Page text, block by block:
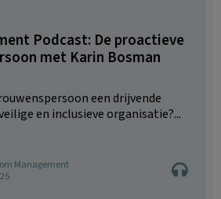
Podcast: De proactieve
met Karin Bosman
een drijvende
en inclusieve organisatie?...
Management